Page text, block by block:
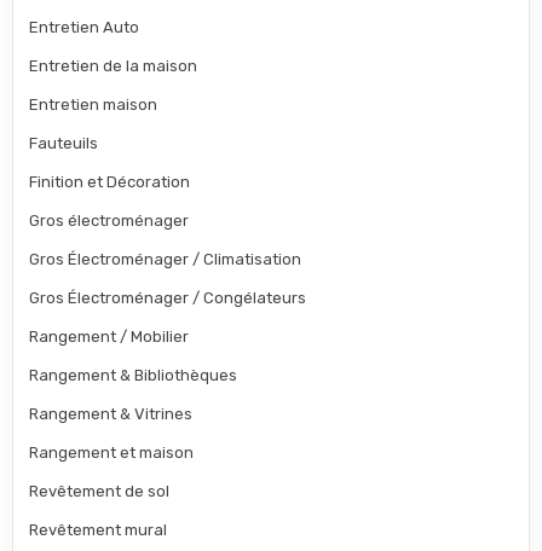
Entretien Auto
Entretien de la maison
Entretien maison
Fauteuils
Finition et Décoration
Gros électroménager
Gros Électroménager / Climatisation
Gros Électroménager / Congélateurs
Rangement / Mobilier
Rangement & Bibliothèques
Rangement & Vitrines
Rangement et maison
Revêtement de sol
Revêtement mural